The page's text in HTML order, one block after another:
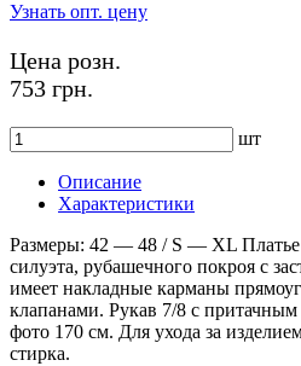
Узнать опт. цену
Цена розн.
753 грн.
шт
Описание
Характеристики
Размеры: 42 ― 48 / S ― XL
силуэта, рубашечного покроя с
имеет накладные карманы
клапанами. Рукав 7/8 с
фото 170 см. Для ухода за
стирка.